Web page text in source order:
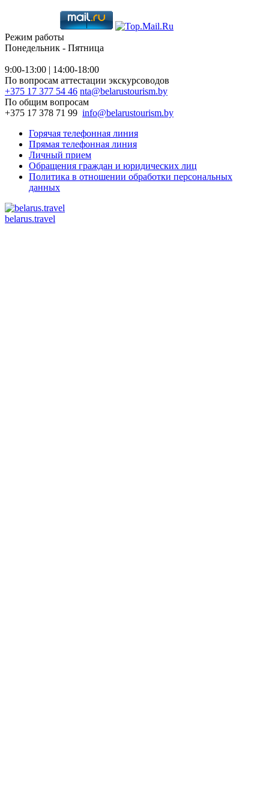
Режим работы
Понедельник - Пятница
9:00-13:00 | 14:00-18:00
По вопросам аттестации экскурсоводов
+375 17 377 54 46 nta@belarustourism.by
По общим вопросам
+375 17 378 71 99 info@belarustourism.by
Горячая телефонная линия
Прямая телефонная линия
Личный прием
Обращения граждан и юридических лиц
Политика в отношении обработки персональных
данных
belarus.travel